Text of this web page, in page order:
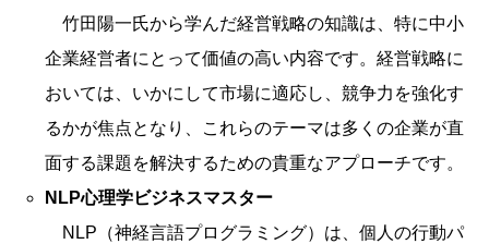
竹田陽一氏から学んだ経営戦略の知識は、特に中小
企業経営者にとって価値の高い内容です。経営戦略に
おいては、いかにして市場に適応し、競争力を強化す
るかが焦点となり、これらのテーマは多くの企業が直
面する課題を解決するための貴重なアプローチです。
NLP心理学ビジネスマスター
NLP（神経言語プログラミング）は、個人の行動パ